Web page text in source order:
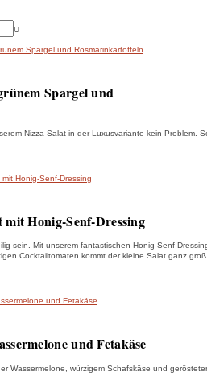
U
Spargel und
Nizza Salat in der Luxusvariante kein Problem.
Honig-Senf-Dressing
sein. Mit unserem fantastischen Honig-Senf-
Cocktailtomaten kommt der kleine Salat ganz groß
und Fetakäse
Wassermelone, würzigem Schafskäse und